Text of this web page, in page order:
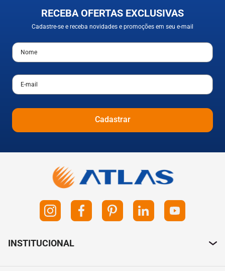
RECEBA OFERTAS EXCLUSIVAS
Cadastre-se e receba novidades e promoções em seu e-mail
Cadastrar
INSTITUCIONAL